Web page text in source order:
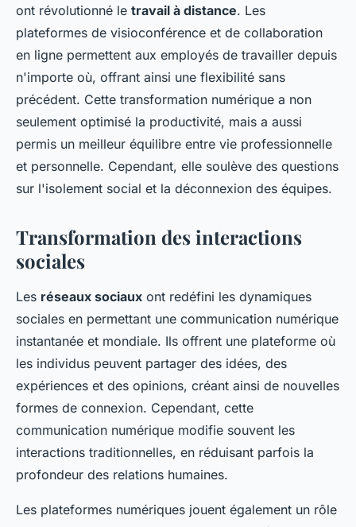
ont révolutionné le travail à distance. Les
plateformes de visioconférence et de collaboration
en ligne permettent aux employés de travailler depuis
n'importe où, offrant ainsi une flexibilité sans
précédent. Cette transformation numérique a non
seulement optimisé la productivité, mais a aussi
permis un meilleur équilibre entre vie professionnelle
et personnelle. Cependant, elle soulève des questions
sur l'isolement social et la déconnexion des équipes.
Transformation des interactions
sociales
Les réseaux sociaux ont redéfini les dynamiques
sociales en permettant une communication numérique
instantanée et mondiale. Ils offrent une plateforme où
les individus peuvent partager des idées, des
expériences et des opinions, créant ainsi de nouvelles
formes de connexion. Cependant, cette
communication numérique modifie souvent les
interactions traditionnelles, en réduisant parfois la
profondeur des relations humaines.
Les plateformes numériques jouent également un rôle